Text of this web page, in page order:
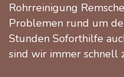
Rohrreinigung
Problemen rund um
Stunden Soforthilfe
sind wir immer schnell